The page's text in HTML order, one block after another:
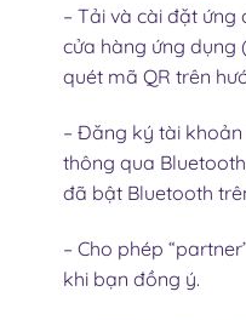
– Tải và cài đặt ứng
cửa hàng ứng dụng
quét mã QR trên
– Đăng ký tài
thông qua
đã bật Bluetooth
– Cho phép
khi bạn đồng ý.